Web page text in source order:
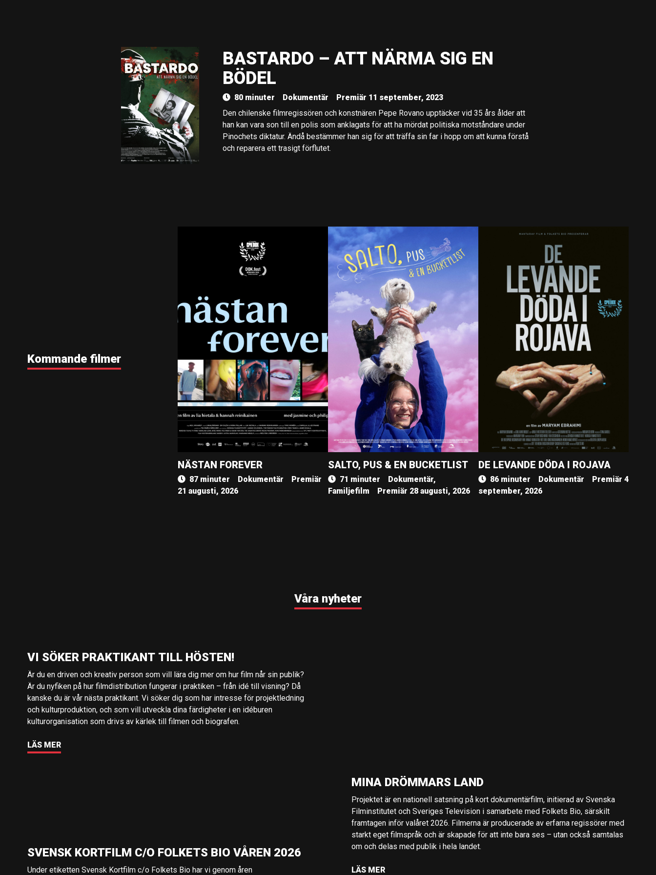
BASTARDO – ATT NÄRMA SIG EN
BÖDEL
80 minuter Dokumentär
Premiär 11 september, 2023
Den chilenske filmregissören och konstnären Pepe Rovano upptäcker vid 35 års ålder att
han kan vara son till en polis som anklagats för att ha mördat politiska motståndare under
Pinochets diktatur. Ändå bestämmer han sig för att träffa sin far i hopp om att kunna förstå
och reparera ett trasigt förflutet.
Kommande filmer
NÄSTAN FOREVER
87 minuter Dokumentär
Premiär
21 augusti, 2026
SALTO, PUS & EN BUCKETLIST
71 minuter
Dokumentär,
Familjefilm
Premiär 28 augusti, 2026
DE LEVANDE DÖDA I ROJAVA
86 minuter Dokumentär
Premiär 4
september, 2026
Våra nyheter
VI SÖKER PRAKTIKANT TILL HÖSTEN!
Är du en driven och kreativ person som vill lära dig mer om hur film når sin publik?
Är du nyfiken på hur filmdistribution fungerar i praktiken – från idé till visning? Då
kanske du är vår nästa praktikant. Vi söker dig som har intresse för projektledning
och kulturproduktion, och som vill utveckla dina färdigheter i en idéburen
kulturorganisation som drivs av kärlek till filmen och biografen.
LÄS MER
MINA DRÖMMARS LAND
Projektet är en nationell satsning på kort dokumentärfilm, initierad av Svenska
Filminstitutet och Sveriges Television i samarbete med Folkets Bio, särskilt
framtagen inför valåret 2026. Filmerna är producerade av erfarna regissörer med
starkt eget filmspråk och är skapade för att inte bara ses – utan också samtalas
om och delas med publik i hela landet.
LÄS MER
SVENSK KORTFILM C/O FOLKETS BIO VÅREN 2026
Under etiketten Svensk Kortfilm c/o Folkets Bio har vi genom åren